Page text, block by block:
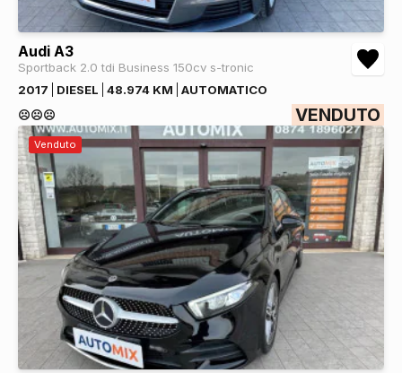
Audi A3
Sportback 2.0 tdi Business 150cv s-tronic
2017
DIESEL 48.974 KM
AUTOMATICO
☹️☹️☹️
VENDUTO
Venduto